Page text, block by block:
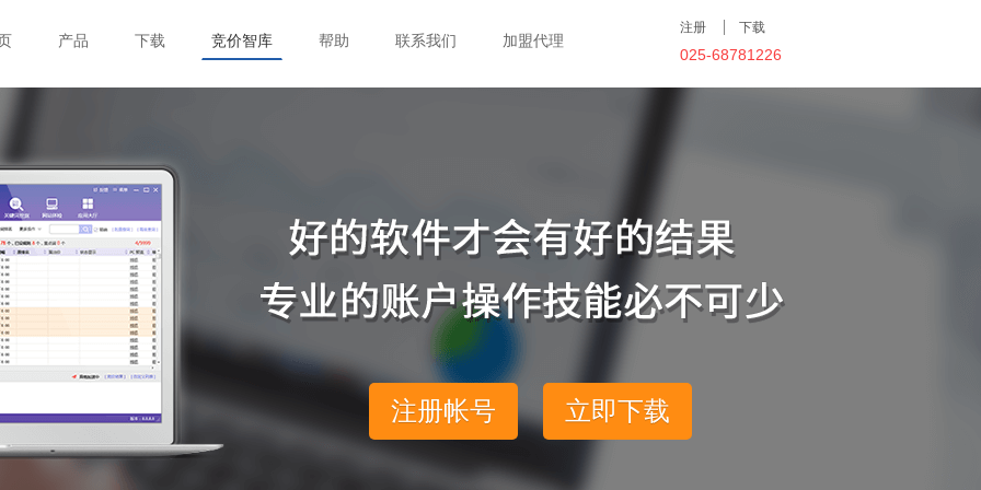
产品 下载 竞价智库 帮助 联系我们 加盟代理
注册 下载
025-68781226
注册帐号 立即下载